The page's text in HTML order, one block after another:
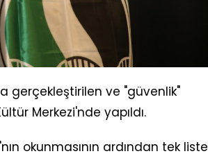
gerçekleştirilen ve "güvenlik"
Merkezi'nde yapıldı.
okunmasının ardından tek liste